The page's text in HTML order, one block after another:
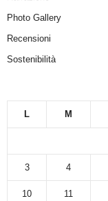
Photo Gallery
Recensioni
Sostenibilità
L M
3 4
10 11